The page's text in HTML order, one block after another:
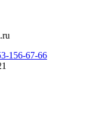
156-67-66